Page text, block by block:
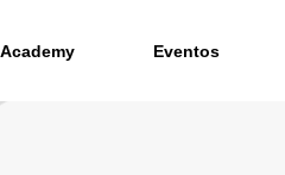
Academy Eventos